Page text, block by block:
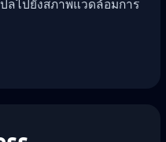
ลไปยังสภาพแวดล้อมการ